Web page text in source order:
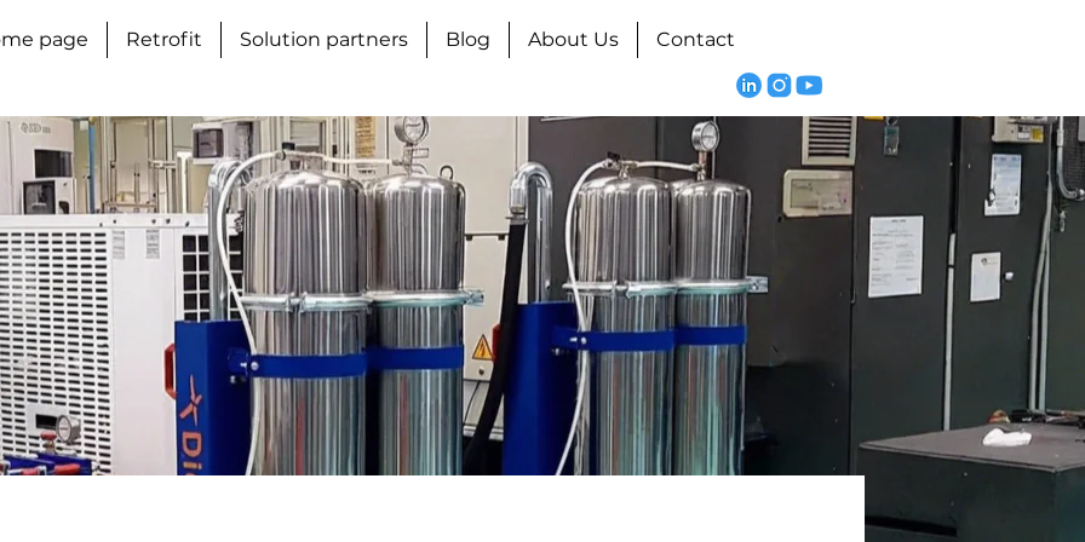
page Retrofit Solution partners Blog About Us Contact